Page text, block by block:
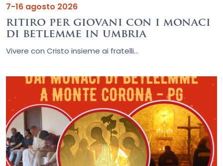
7-16 agosto 2026
ritiro per giovani con i monaci
di betlemme in umbria
Vivere con Cristo insieme ai fratelli...